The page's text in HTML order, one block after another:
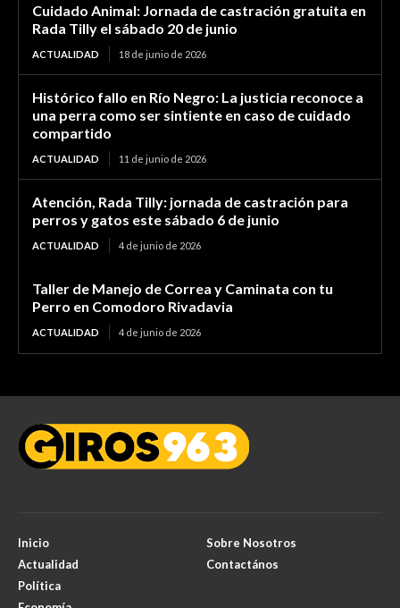
Cuidado Animal: Jornada de castración gratuita en
Rada Tilly el sábado 20 de junio
ACTUALIDAD 18 de junio de 2026
Histórico fallo en Río Negro: La justicia reconoce a
una perra como ser sintiente en caso de cuidado
compartido
ACTUALIDAD 11 de junio de 2026
Atención, Rada Tilly: jornada de castración para
perros y gatos este sábado 6 de junio
ACTUALIDAD 4 de junio de 2026
Taller de Manejo de Correa y Caminata con tu
Perro en Comodoro Rivadavia
ACTUALIDAD 4 de junio de 2026
Inicio
Actualidad
Política
Sobre Nosotros
Contactános